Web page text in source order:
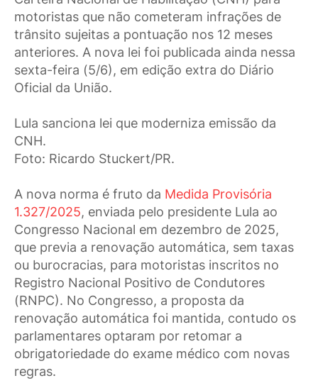
motoristas que não cometeram infrações de
trânsito sujeitas a pontuação nos 12 meses
anteriores. A nova lei foi publicada ainda nessa
sexta-feira (5/6), em edição extra do Diário
Oficial da União.
Lula sanciona lei que moderniza emissão da
CNH.
Foto: Ricardo Stuckert/PR.
A nova norma é fruto da Medida Provisória
1.327/2025, enviada pelo presidente Lula ao
Congresso Nacional em dezembro de 2025,
que previa a renovação automática, sem taxas
ou burocracias, para motoristas inscritos no
Registro Nacional Positivo de Condutores
(RNPC). No Congresso, a proposta da
renovação automática foi mantida, contudo os
parlamentares optaram por retomar a
obrigatoriedade do exame médico com novas
regras.